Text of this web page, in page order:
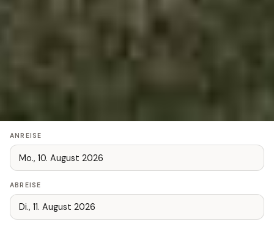
ANREISE
ABREISE